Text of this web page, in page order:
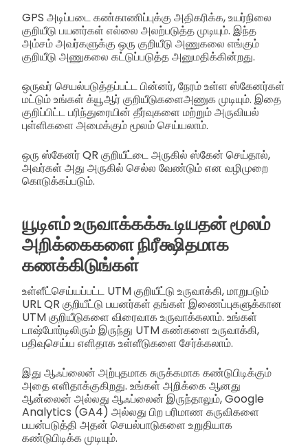
GPS அடிப்படை கண்காணிப்புக்கு அதிகரிக்க, உயர்நிலை
குறியீடு பயனர்கள் எல்லை அலற்படுத்த முடியும். இந்த
அம்சம் அவர்களுக்கு ஒரு குறியீடு அணுகலை எங்கும்
குறியீடு அணுகலை கட்டுப்படுத்த அனுமதிக்கின்றது.
ஒருவர் செயல்படுத்தப்பட்ட பின்னர், நேரம் உள்ள ஸ்கேனர்கள்
மட்டும் உங்கள் க்யூஆர் குறியீடுகளைஅணுக முடியும். இதை
குறிப்பிட்ட பரிந்துரையின் தீர்வுகளை மற்றும் அருவியல்
புள்ளிகளை அமைக்கும் மூலம் செய்யலாம்.
ஒரு ஸ்கேனர் QR குறியீட்டை அருகில் ஸ்கேன் செய்தால்,
அவர்கள் அது அருகில் செல்ல வேண்டும் என வழிமுறை
கொடுக்கப்படும்.
யூடிஎம் உருவாக்கக்கூடியதன் மூலம்
அறிக்கைகளை நிரீக்ஷிதமாக
கணக்கிடுங்கள்
உள்ளீட்செய்யப்பட்ட UTM குறியீட்டு உருவாக்கி, மாறுபடும்
URL QR குறியீட்டு பயனர்கள் தங்கள் இணைப்புகளுக்கான
UTM குறியீடுகளை விரைவாக உருவாக்கலாம். உங்கள்
டாஷ்போர்டிலிரும் இருந்து UTM கண்களை உருவாக்கி,
பதிவுசெய்ய எளிதாக உள்ளீடுகளை சேர்க்கலாம்.
இது ஆஃப்லைன் அற்புதமாக சுருக்கமாக கண்டுபிடிக்கும்
அதை எளிதாக்குகிறது. உங்கள் அறிக்கை ஆனது
ஆன்லைன் அல்லது ஆஃப்லைன் இருந்தாலும், Google
Analytics (GA4) அல்லது பிற பரிமாண கருவிகளை
பயன்படுத்தி அதன் செயல்பாடுகளை உறுதியாக
கண்டுபிடிக்க முடியும்.